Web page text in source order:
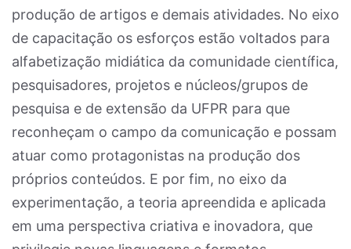
produção de artigos e demais atividades. No eixo
de capacitação os esforços estão voltados para
alfabetização midiática da comunidade científica,
pesquisadores, projetos e núcleos/grupos de
pesquisa e de extensão da UFPR para que
reconheçam o campo da comunicação e possam
atuar como protagonistas na produção dos
próprios conteúdos. E por fim, no eixo da
experimentação, a teoria apreendida e aplicada
em uma perspectiva criativa e inovadora, que